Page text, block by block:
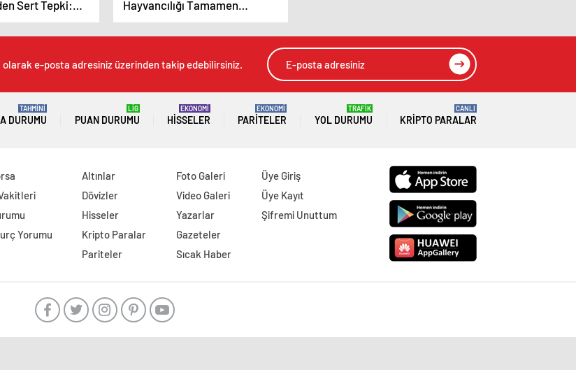
Sert Tepki:
Ediliyorsa
Giriş Yapıyor?
Hayvancılığı Tamamen
Bırakacağım Çünkü Üreticiye
Kazandırma Gibi Bir
olarak e-posta adresiniz üzerinden takip edebilirsiniz.
DURUMU
TAHMİNİ
PUAN DURUMU
LİG
HISSELER
EKONOMİ
PARITELER
EKONOMİ
YOL DURUMU
TRAFİK
KRIPTO PARALAR
CANLI
Yorumu
Altınlar
Dövizler
Hisseler
Kripto Paralar
Pariteler
Foto Galeri
Video Galeri
Yazarlar
Gazeteler
Sıcak Haber
Üye Giriş
Üye Kayıt
Şifremi Unuttum